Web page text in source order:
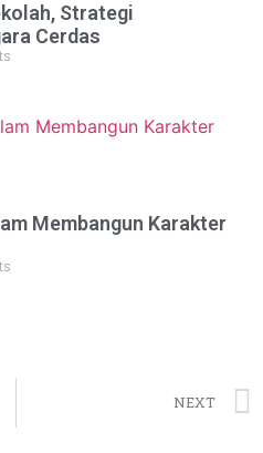
Strategi
Cerdas
Membangun Karakter
NEXT